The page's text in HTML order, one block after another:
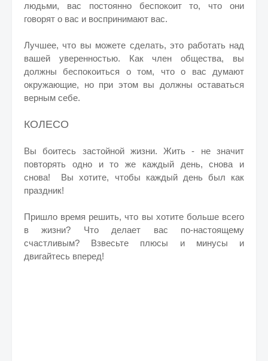
людьми, вас постоянно беспокоит то, что они
говорят о вас и воспринимают вас.
Лучшее, что вы можете сделать, это работать над
вашей уверенностью. Как член общества, вы
должны беспокоиться о том, что о вас думают
окружающие, но при этом вы должны оставаться
верным себе.
КОЛЕСО
Вы боитесь застойной жизни. Жить - не значит
повторять одно и то же каждый день, снова и
снова! Вы хотите, чтобы каждый день был как
праздник!
Пришло время решить, что вы хотите больше всего
в жизни? Что делает вас по-настоящему
счастливым? Взвесьте плюсы и минусы и
двигайтесь вперед!